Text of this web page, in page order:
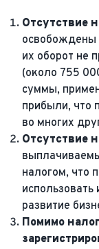
Отсутствие
освобождены
их оборот не
(около 755
суммы,
прибыли, что
во многих
Отсутствие
налогом, что
использовать
развитие
Помимо